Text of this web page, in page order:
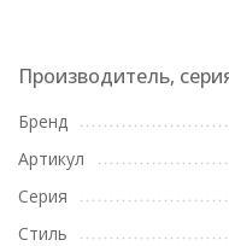
Производитель,
Бренд
Артикул
Серия
Стиль